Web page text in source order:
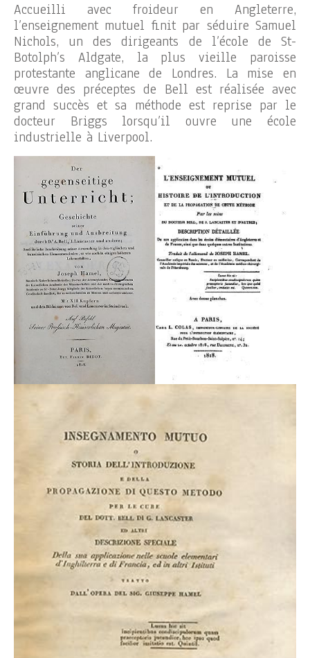
Accueilli avec froideur en Angleterre,
l’enseignement mutuel finit par séduire Samuel
Nichols, un des dirigeants de l’école de St-
Botolph’s Aldgate, la plus vieille paroisse
protestante anglicane de Londres. La mise en
œuvre des préceptes de Bell est réalisée avec
grand succès et sa méthode est reprise par le
docteur Briggs lorsqu’il ouvre une école
industrielle à Liverpool.